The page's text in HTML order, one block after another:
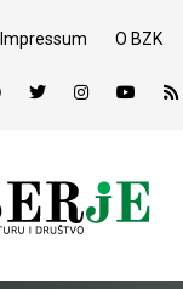
Impressum O BZK